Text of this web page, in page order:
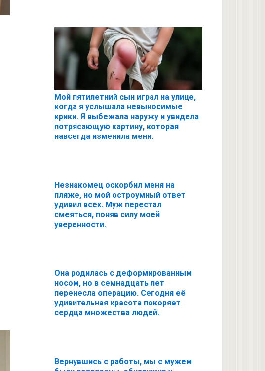
Мой пятилетний сын играл на улице,
когда я услышала невыносимые
крики. Я выбежала наружу и увидела
потрясающую картину, которая
навсегда изменила меня.
Незнакомец оскорбил меня на
пляже, но мой остроумный ответ
удивил всех. Муж перестал
смеяться, поняв силу моей
уверенности.
Она родилась с деформированным
носом, но в семнадцать лет
перенесла операцию. Сегодня её
удивительная красота покоряет
сердца множества людей.
Вернувшись с работы, мы с мужем